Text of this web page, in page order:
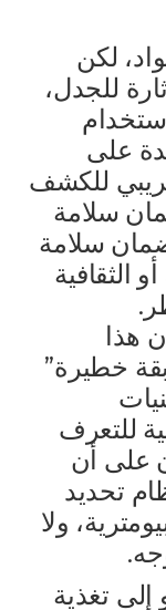
لكن
إثارة للجدل،
على
للكشف
سلامة
ضمان سلامة
الثقافية
هذا
خطيرة”
للتعرف
على أن
تحديد
ولا
إلى تغذية